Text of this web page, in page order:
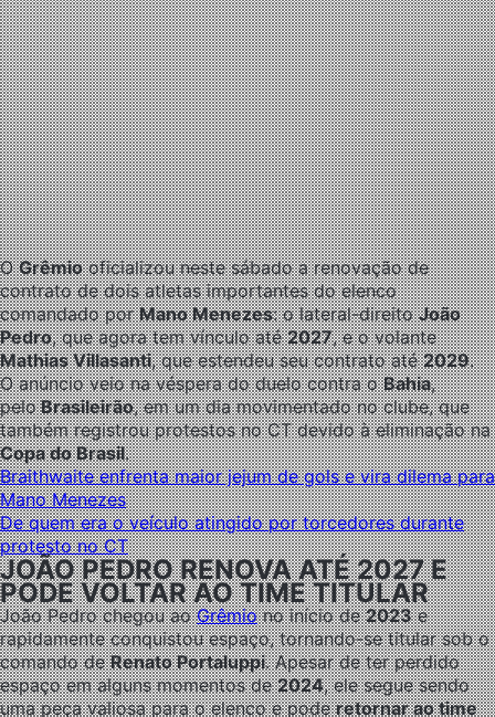
OGrêmiooficializou neste sábado a renovação de
contrato de dois atletas importantes do elenco
comandado porMano Menezes: o lateral-direitoJoão
Pedro, que agora tem vínculo até2027, e o volante
Mathias Villasanti, que estendeu seu contrato até2029.
O anúncio veio na véspera do duelo contra oBahia,
peloBrasileirão, em um dia movimentado no clube, que
também registrou protestos no CT devido à eliminação na
Copa do Brasil.
Braithwaite enfrenta maior jejum de gols e vira dilema para
Mano Menezes
De quem era o veículo atingido por torcedores durante
protesto no CT
JOÃO PEDRO RENOVA ATÉ 2027 E
PODE VOLTAR AO TIME TITULAR
João Pedro chegou aoGrêmiono início de2023e
rapidamente conquistou espaço, tornando-se titular sob o
comando deRenato Portaluppi. Apesar de ter perdido
espaço em alguns momentos de2024, ele segue sendo
uma peça valiosa para o elenco e poderetornar ao time